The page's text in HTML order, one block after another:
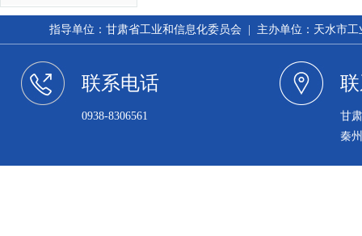
指导单位：甘肃省工业和信息化委员会 | 主办单位：天水市
联系电话
0938-8306561
甘
秦